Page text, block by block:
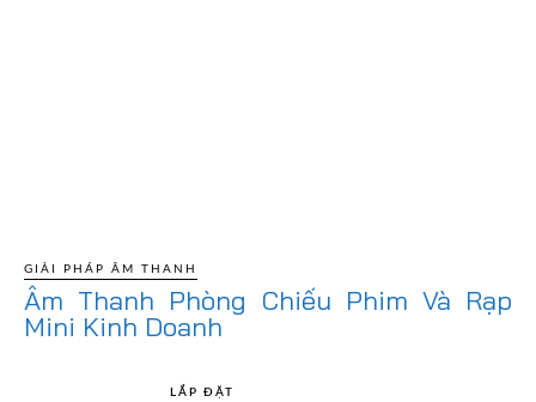
GIẢI PHÁP ÂM THANH
Âm Thanh Phòng Chiếu Phim Và Rạp
Mini Kinh Doanh
LẮP ĐẶT